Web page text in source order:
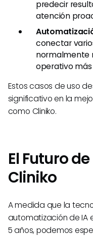
predecir
atención
conectar
normalmente
operativo más
Estos casos de uso
significativo en la
como Cliniko.
El Futuro
Cliniko
A medida que la
automatización de IA
5 años, podemos